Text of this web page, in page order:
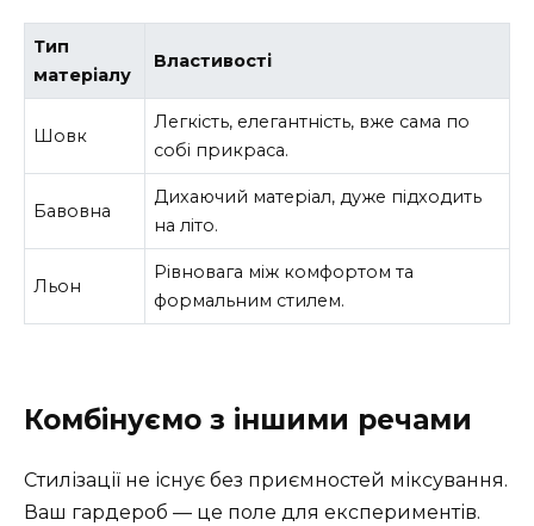
Тип
матеріалу
Властивості
Шовк
Легкість, елегантність, вже сама по
собі прикраса.
Бавовна
Дихаючий матеріал, дуже підходить
на літо.
Льон
Рівновага між комфортом та
формальним стилем.
Комбінуємо з іншими речами
Стилізації не існує без приємностей міксування.
Ваш гардероб — це поле для експериментів.